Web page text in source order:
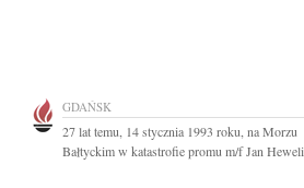
GDAŃSK
27 lat temu, 14 stycznia 1993 roku, na Morzu
Bałtyckim w katastrofie promu m/f Jan